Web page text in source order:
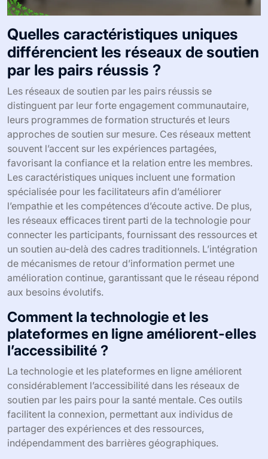
Quelles caractéristiques uniques
différencient les réseaux de soutien
par les pairs réussis ?
Les réseaux de soutien par les pairs réussis se
distinguent par leur forte engagement communautaire,
leurs programmes de formation structurés et leurs
approches de soutien sur mesure. Ces réseaux mettent
souvent l’accent sur les expériences partagées,
favorisant la confiance et la relation entre les membres.
Les caractéristiques uniques incluent une formation
spécialisée pour les facilitateurs afin d’améliorer
l’empathie et les compétences d’écoute active. De plus,
les réseaux efficaces tirent parti de la technologie pour
connecter les participants, fournissant des ressources et
un soutien au-delà des cadres traditionnels. L’intégration
de mécanismes de retour d’information permet une
amélioration continue, garantissant que le réseau répond
aux besoins évolutifs.
Comment la technologie et les
plateformes en ligne améliorent-elles
l’accessibilité ?
La technologie et les plateformes en ligne améliorent
considérablement l’accessibilité dans les réseaux de
soutien par les pairs pour la santé mentale. Ces outils
facilitent la connexion, permettant aux individus de
partager des expériences et des ressources,
indépendamment des barrières géographiques.